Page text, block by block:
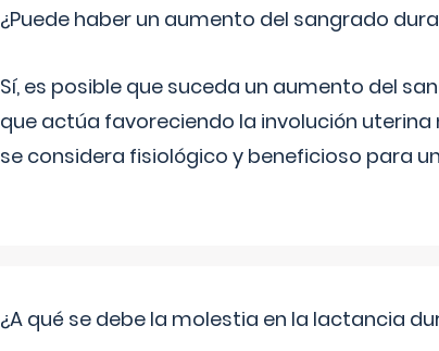
¿Puede haber un aumento del sangrado
Sí, es posible que suceda un aumento del
que actúa favoreciendo la involución
se considera fisiológico y beneficioso para
¿A qué se debe la molestia en la lactancia